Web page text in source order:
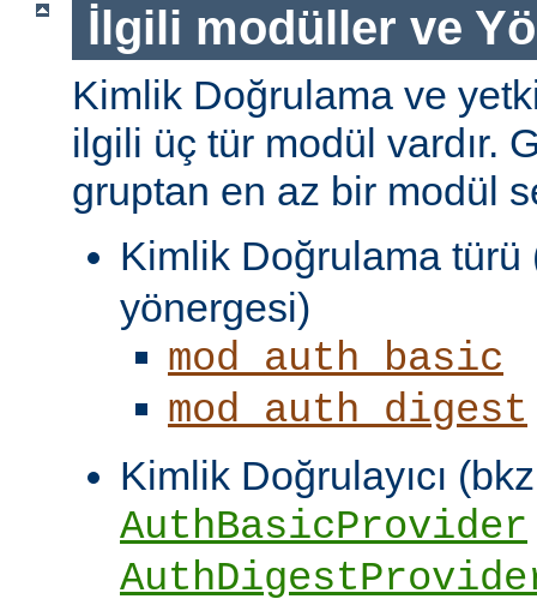
İlgili modüller ve
Kimlik Doğrulama ve
ilgili üç tür modül vardır.
gruptan en az bir modül
Kimlik Doğrulama
yönergesi)
mod_auth_basic
mod_auth_digest
Kimlik Doğrulayıcı
AuthBasicProvider